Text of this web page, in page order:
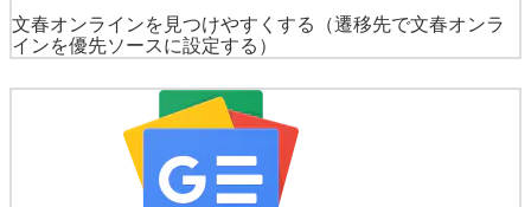
文春オンラインを見つけやすくする
（遷移先で文春オンラ
インを優先ソースに設定する）